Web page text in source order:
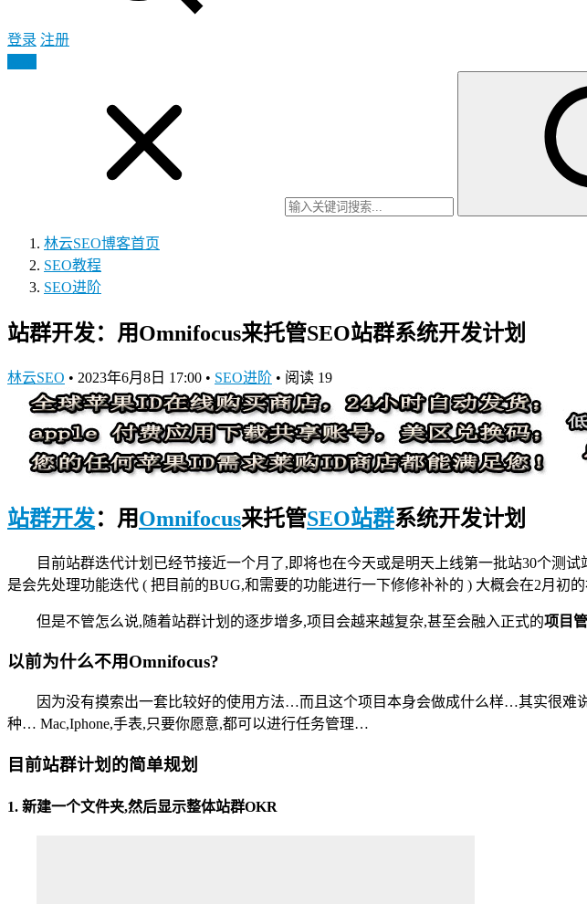
登录 注册
林云SEO博客首页
SEO教程
SEO进阶
站群开发：用Omnifocus来托管SEO站群系统开发计划
林云SEO • 2023年6月8日 17:00 • SEO进阶 • 阅读 19
站群开发：用Omnifocus来托管SEO站群系统开发计划
目前站群迭代计划已经节接近一个月了,即将也在今天或是明天上线第一批站30个测
是会先处理功能迭代 ( 把目前的BUG,和需要的功能进行一下修修补补的 ) 大概会在2月初
但是不管怎么说,随着站群计划的逐步增多,项目会越来越复杂,甚至会融入正式的项目
以前为什么不用Omnifocus?
因为没有摸索出一套比较好的使用方法…而且这个项目本身会做成什么样…其实很难
种… Mac,Iphone,手表,只要你愿意,都可以进行任务管理…
目前站群计划的简单规划
1. 新建一个文件夹,然后显示整体站群OKR